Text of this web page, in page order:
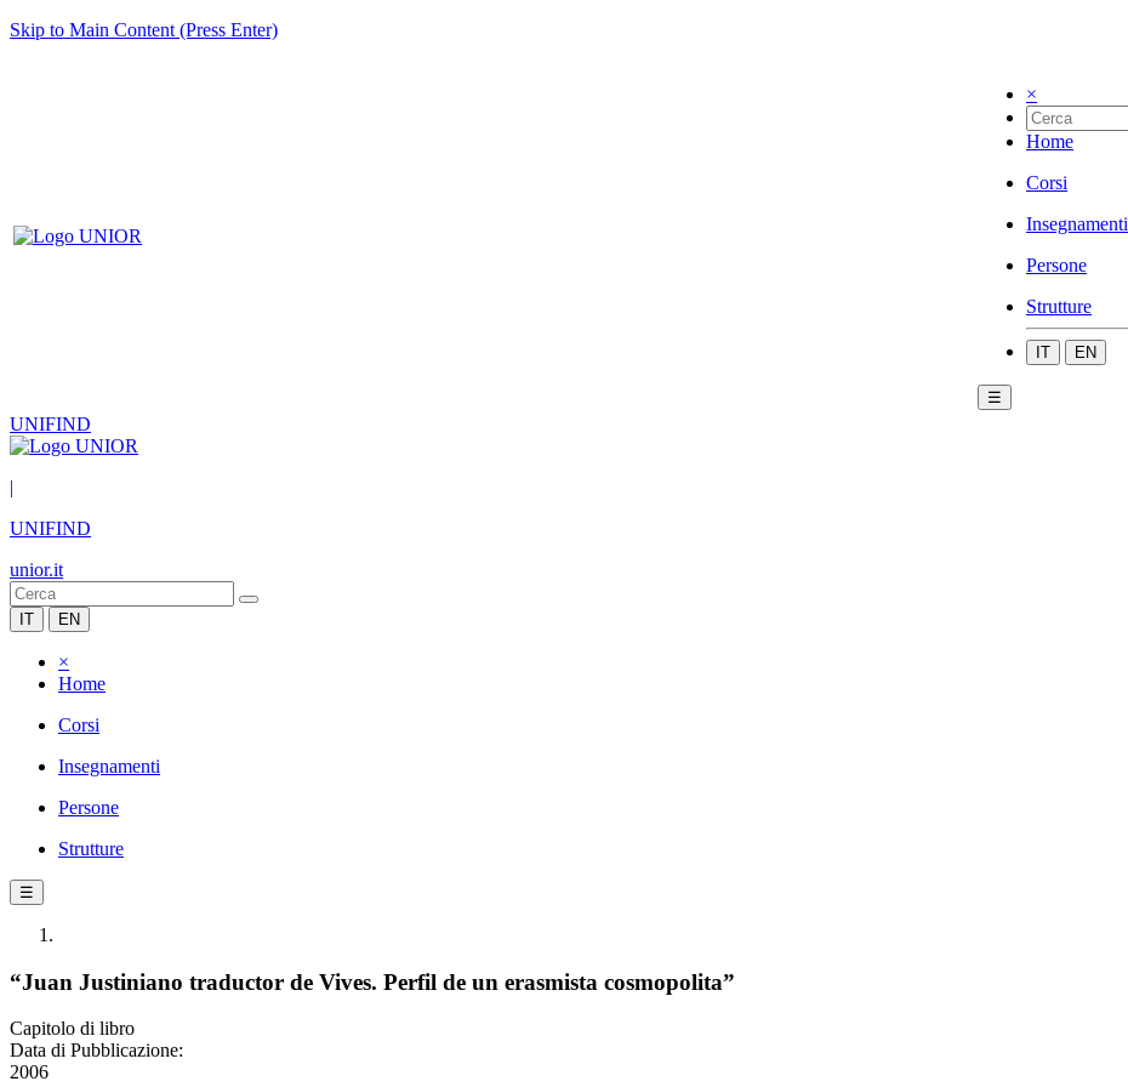
Skip to Main Content (Press Enter)
×
Home
Corsi
Insegnamenti
Persone
Strutture
IT EN
☰
UNIFIND
|
UNIFIND
unior.it
IT EN
×
Home
Corsi
Insegnamenti
Persone
Strutture
☰
“Juan Justiniano traductor de Vives. Perfil de un erasmista cosmopolita”
Capitolo di libro
Data di Pubblicazione:
2006